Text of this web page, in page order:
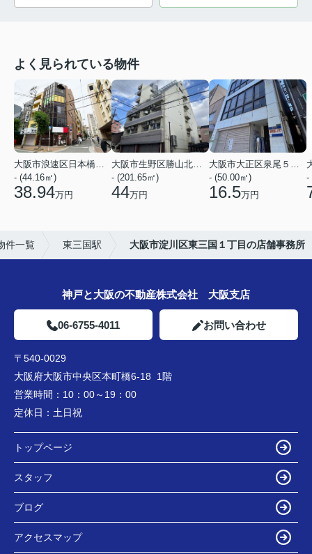
よく見られている物件
大阪市浪速区日本橋３丁目
- (44.16㎡)
38.94万円
大阪市生野区勝山北１丁目
- (201.65㎡)
44万円
大阪市大正区泉尾５丁目
- (50.00㎡)
16.5万円
-
件一覧 東三国駅 大阪市淀川区東三国１丁目の店舗事務所
神戸と大阪の不動産株式会社 大阪支店
06-6755-4011 お問い合わせ
〒540-0029
大阪府大阪市中央区本町橋6-18 1階
営業時間： 10：00～19：00
定休日： 土日祝
トップページ
スタッフ
ブログ
アクセスマップ